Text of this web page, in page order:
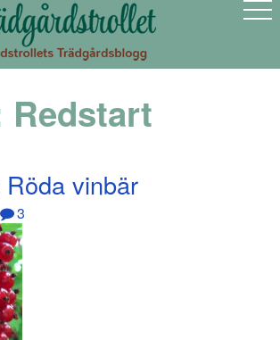
Redstart
vinbär
3